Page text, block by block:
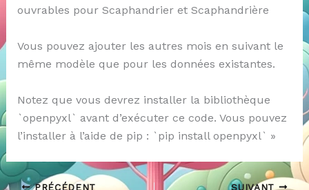
ouvrables pour Scaphandrier et Scaphandrière
Vous pouvez ajouter les autres mois en suivant le
même modèle que pour les données existantes.
Notez que vous devrez installer la bibliothèque
`openpyxl` avant d’exécuter ce code. Vous pouvez
l’installer à l’aide de pip : `pip install openpyxl` »
PRÉCÉDENT SUIVANT